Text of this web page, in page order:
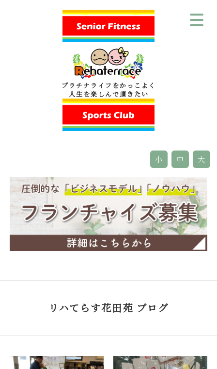
プラチナライフをかっこよく
人生を楽しんで頂きたい
小 中 大
リハてらす花田苑 ブログ